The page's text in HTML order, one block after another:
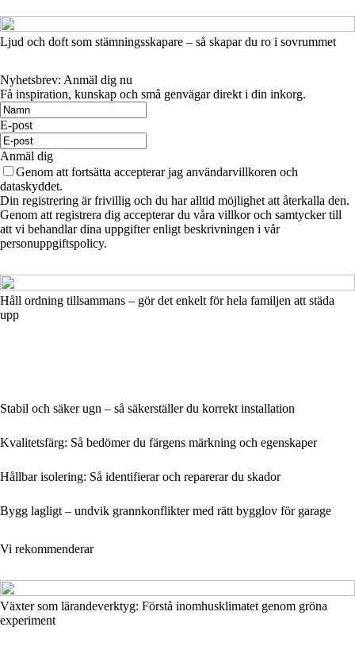
Ljud och doft som stämningsskapare – så skapar du ro i sovrummet
Nyhetsbrev: Anmäl dig nu
Få inspiration, kunskap och små genvägar direkt i din inkorg.
E-post
Anmäl dig
Genom att fortsätta accepterar jag användarvillkoren och
dataskyddet.
Din registrering är frivillig och du har alltid möjlighet att återkalla den.
Genom att registrera dig accepterar du våra villkor och samtycker till
att vi behandlar dina uppgifter enligt beskrivningen i vår
personuppgiftspolicy.
Håll ordning tillsammans – gör det enkelt för hela familjen att städa
upp
Stabil och säker ugn – så säkerställer du korrekt installation
Kvalitetsfärg: Så bedömer du färgens märkning och egenskaper
Hållbar isolering: Så identifierar och reparerar du skador
Bygg lagligt – undvik grannkonflikter med rätt bygglov för garage
Vi rekommenderar
Växter som lärandeverktyg: Förstå inomhusklimatet genom gröna
experiment